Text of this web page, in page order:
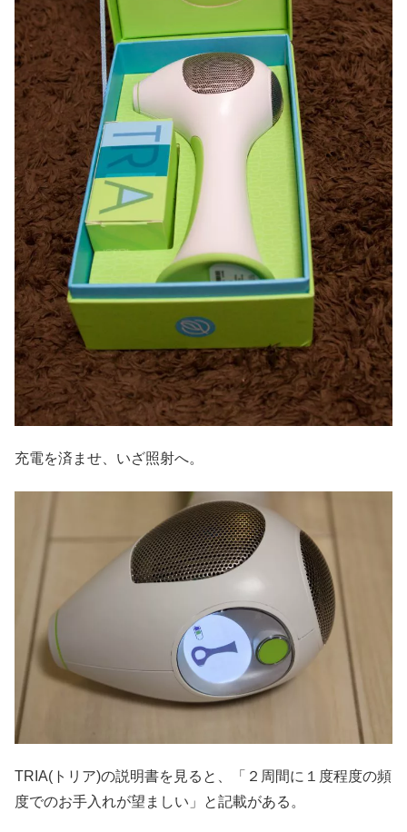
充電を済ませ、いざ照射へ。
TRIA(トリア)の説明書を見ると、「２周間に１度程度の頻
度でのお手入れが望ましい」と記載がある。